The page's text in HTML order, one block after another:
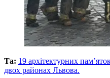
Та: 19 архітектурних
двох районах Львова.